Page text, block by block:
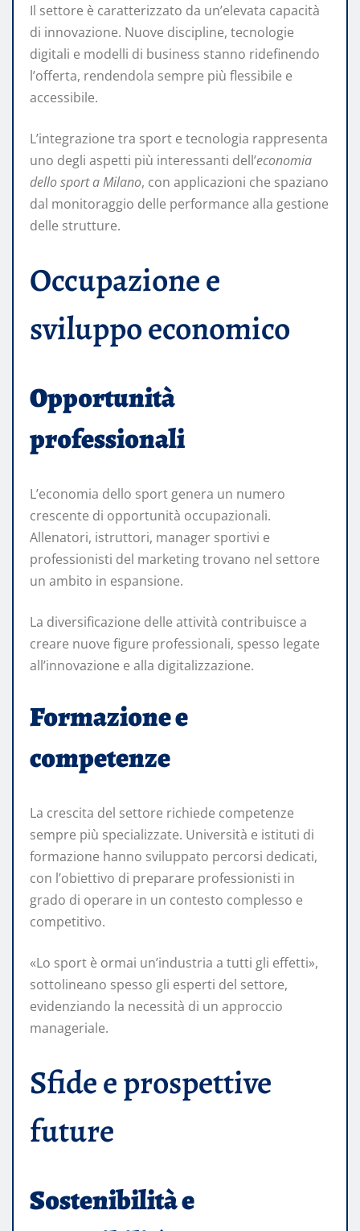
Il settore è caratterizzato da un’elevata capacità
di innovazione. Nuove discipline, tecnologie
digitali e modelli di business stanno ridefinendo
l’offerta, rendendola sempre più flessibile e
accessibile.
L’integrazione tra sport e tecnologia rappresenta
uno degli aspetti più interessanti dell’economia
dello sport a Milano, con applicazioni che spaziano
dal monitoraggio delle performance alla gestione
delle strutture.
Occupazione e
sviluppo economico
Opportunità
professionali
L’economia dello sport genera un numero
crescente di opportunità occupazionali.
Allenatori, istruttori, manager sportivi e
professionisti del marketing trovano nel settore
un ambito in espansione.
La diversificazione delle attività contribuisce a
creare nuove figure professionali, spesso legate
all’innovazione e alla digitalizzazione.
Formazione e
competenze
La crescita del settore richiede competenze
sempre più specializzate. Università e istituti di
formazione hanno sviluppato percorsi dedicati,
con l’obiettivo di preparare professionisti in
grado di operare in un contesto complesso e
competitivo.
«Lo sport è ormai un’industria a tutti gli effetti»,
sottolineano spesso gli esperti del settore,
evidenziando la necessità di un approccio
manageriale.
Sfide e prospettive
future
Sostenibilità e